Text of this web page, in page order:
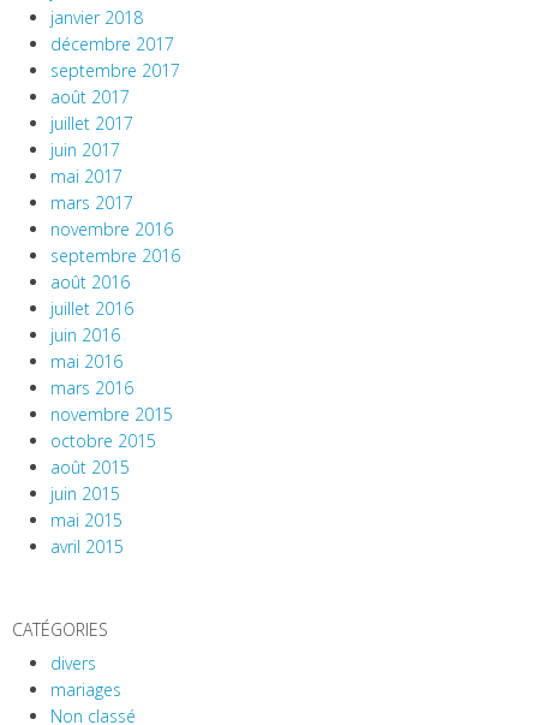
janvier 2018
décembre 2017
septembre 2017
août 2017
juillet 2017
juin 2017
mai 2017
mars 2017
novembre 2016
septembre 2016
août 2016
juillet 2016
juin 2016
mai 2016
mars 2016
novembre 2015
octobre 2015
août 2015
juin 2015
mai 2015
avril 2015
CATÉGORIES
divers
mariages
Non classé